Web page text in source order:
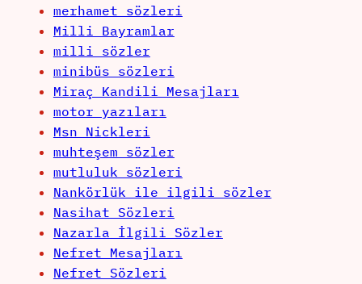
merhamet sözleri
Milli Bayramlar
milli sözler
minibüs sözleri
Miraç Kandili Mesajları
motor yazıları
Msn Nickleri
muhteşem sözler
mutluluk sözleri
Nankörlük ile ilgili sözler
Nasihat Sözleri
Nazarla İlgili Sözler
Nefret Mesajları
Nefret Sözleri